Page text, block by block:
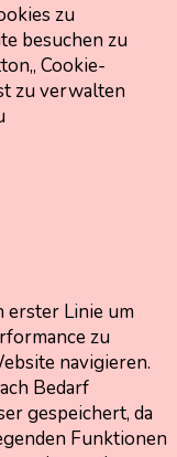
zu
besuchen zu
Cookie-
zu verwalten
erster Linie um
zu
navigieren.
Bedarf
gespeichert, da
Funktionen